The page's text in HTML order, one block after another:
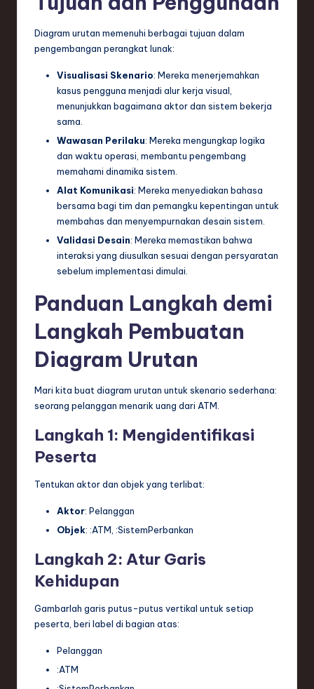
Diagram urutan memenuhi berbagai tujuan dalam
pengembangan perangkat lunak:
Visualisasi Skenario: Mereka menerjemahkan
kasus pengguna menjadi alur kerja visual,
menunjukkan bagaimana aktor dan sistem bekerja
sama.
Wawasan Perilaku: Mereka mengungkap logika
dan waktu operasi, membantu pengembang
memahami dinamika sistem.
Alat Komunikasi: Mereka menyediakan bahasa
bersama bagi tim dan pemangku kepentingan untuk
membahas dan menyempurnakan desain sistem.
Validasi Desain: Mereka memastikan bahwa
interaksi yang diusulkan sesuai dengan persyaratan
sebelum implementasi dimulai.
Panduan Langkah demi
Langkah Pembuatan
Diagram Urutan
Mari kita buat diagram urutan untuk skenario sederhana:
seorang pelanggan menarik uang dari ATM.
Langkah 1: Mengidentifikasi
Peserta
Tentukan aktor dan objek yang terlibat:
Aktor: Pelanggan
Objek: :ATM :SistemPerbankan
Langkah 2: Atur Garis
Kehidupan
Gambarlah garis putus-putus vertikal untuk setiap
peserta, beri label di bagian atas:
Pelanggan
:ATM